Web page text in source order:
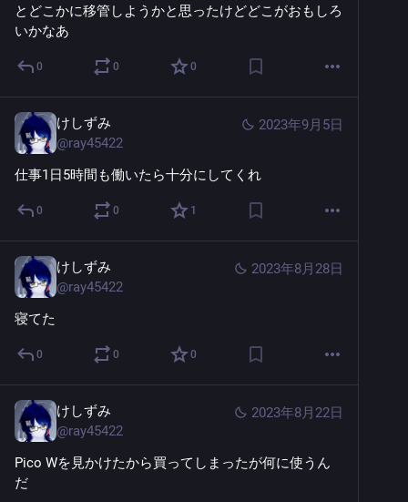
とどこかに移管しようかと思ったけどどこがおもしろ
いかなあ
0 0 0
2023年9月5日
けしずみ
@ray45422
仕事1日5時間も働いたら十分にしてくれ
0 0 1
2023年8月28日
けしずみ
@ray45422
寝てた
0 0 0
2023年8月22日
けしずみ
@ray45422
Pico Wを見かけたから買ってしまったが何に使うん
だ